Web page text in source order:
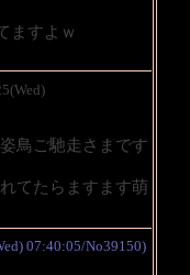
ますよｗ
鳥ご馳走さまです
てたらますます萌
07:40:05/No39150)